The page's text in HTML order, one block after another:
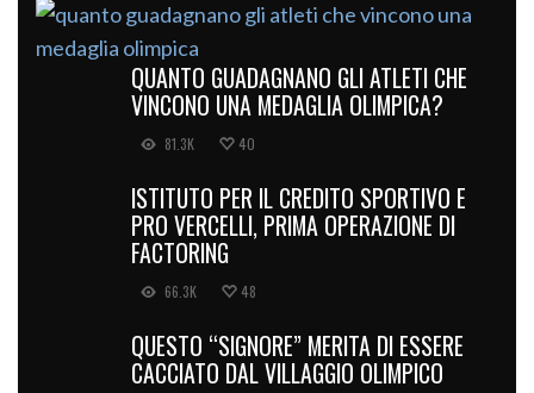
QUANTO GUADAGNANO GLI ATLETI CHE
VINCONO UNA MEDAGLIA OLIMPICA?
81.3K 40
ISTITUTO PER IL CREDITO SPORTIVO E
PRO VERCELLI, PRIMA OPERAZIONE DI
FACTORING
66.3K 48
QUESTO “SIGNORE” MERITA DI ESSERE
CACCIATO DAL VILLAGGIO OLIMPICO